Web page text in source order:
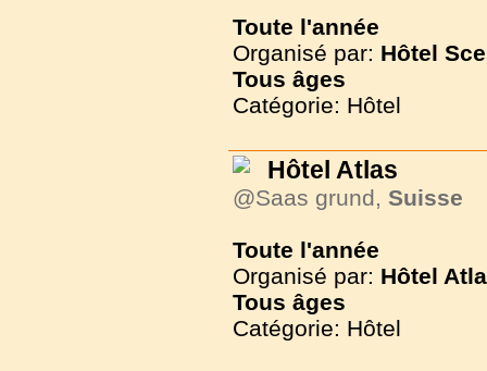
Toute l'année
Organisé par: Hôtel
Tous âges
Catégorie: Hôtel
Hôtel Atlas
@Saas grund, Suisse
Toute l'année
Organisé par: Hôtel
Tous âges
Catégorie: Hôtel